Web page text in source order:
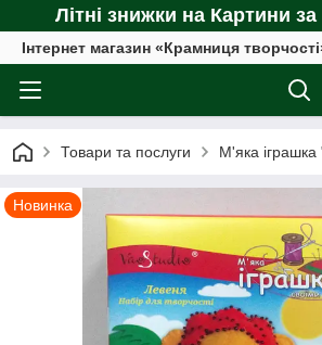
Літні знижки на Картини
Інтернет магазин «Крамниця
Товари та послуги М'яка
Новинка